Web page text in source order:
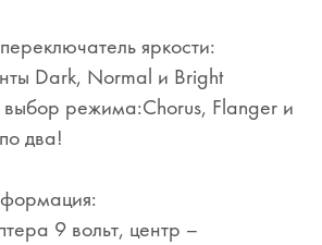
яркости:
Dark, Normal и Bright
режима:Chorus, Flanger и
два!
9 вольт, центр –